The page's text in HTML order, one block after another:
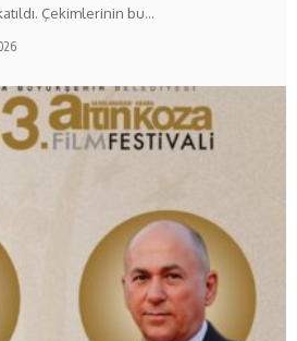
Çekimlerinin bu…